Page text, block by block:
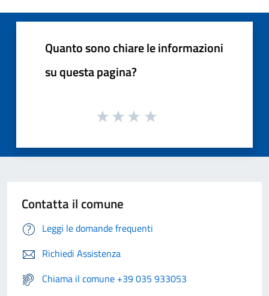
Quanto sono chiare le informazioni
su questa pagina?
Contatta il comune
Leggi le domande frequenti
Richiedi Assistenza
Chiama il comune +39 035 933053